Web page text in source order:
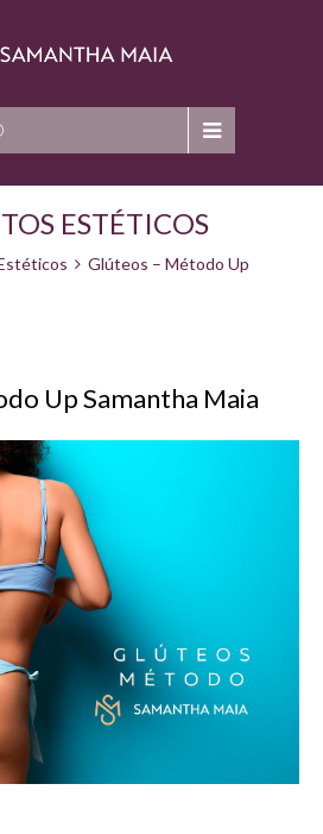
ESTÉTICOS
Glúteos – Método Up
Up Samantha Maia